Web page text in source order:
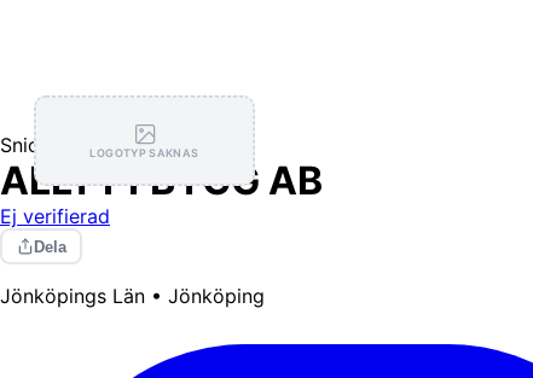
LOGOTYP SAKNAS
Snickare
ALLT I 1 BYGG AB
Ej verifierad
Dela
Jönköpings Län • Jönköping